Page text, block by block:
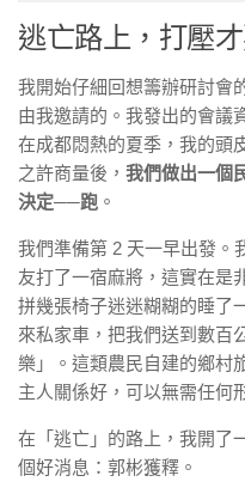
逃亡路上，打壓
我開始仔細回想籌辦研討會
由我邀請的。我發出的會議
在成都悶熱的夏季，我的頭
之許商量後， 我們做出一個
決定──跑 。
我們準備第 2 天一早出發。
友打了一宿麻將，這實在是
拼幾張椅子迷迷糊糊的睡了
來私家車，把我們送到數百
樂」。這類農民自建的鄉村
主人關係好，可以無需任何
在「逃亡」的路上，我開了
個好消息：郭彬獲釋。